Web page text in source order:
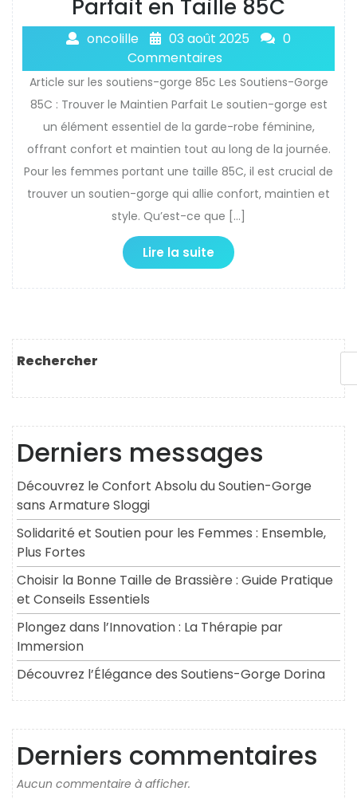
Parfait en Taille 85C
oncolille 03 août 2025
0
Commentaires
Article sur les soutiens-gorge 85c Les Soutiens-Gorge
85C : Trouver le Maintien Parfait Le soutien-gorge est
un élément essentiel de la garde-robe féminine,
offrant confort et maintien tout au long de la journée.
Pour les femmes portant une taille 85C, il est crucial de
trouver un soutien-gorge qui allie confort, maintien et
style. Qu’est-ce que […]
Lire la suite
Rechercher
Derniers messages
Découvrez le Confort Absolu du Soutien-Gorge
sans Armature Sloggi
Solidarité et Soutien pour les Femmes : Ensemble,
Plus Fortes
Choisir la Bonne Taille de Brassière : Guide Pratique
et Conseils Essentiels
Plongez dans l’Innovation : La Thérapie par
Immersion
Découvrez l’Élégance des Soutiens-Gorge Dorina
Derniers commentaires
Aucun commentaire à afficher.